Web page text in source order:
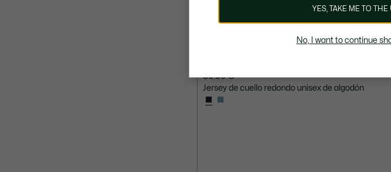
80.00 €
Jersey de cuello redondo unisex de algodón
YES, TAKE ME TO THE
No, I want to continue